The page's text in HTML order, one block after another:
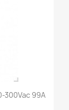
300Vac 99A